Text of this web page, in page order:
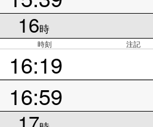
16時
時刻 注記
16:19
16:59